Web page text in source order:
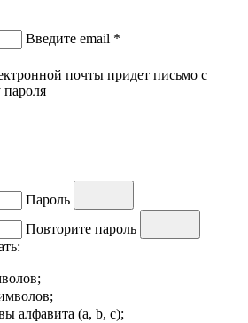
Введите email *
почты придет письмо с
пароля
Пароль
Повторите пароль
алфавита (a, b, c);